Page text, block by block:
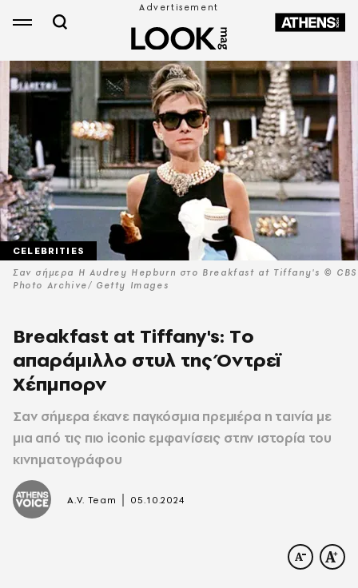
Σαν σήμερα Η Audrey Hepburn στο Βreakfast at Τiffany's © CBS
Photo Archive/ Getty Images
CELEBRITIES
Βreakfast at Τiffany's: Tο
απαράμιλλο στυλ της Όντρεϊ
Χέπμπορν
Σαν σήμερα έκανε παγκόσμια πρεμιέρα η ταινία με
μια από τις πιο iconic εμφανίσεις στην ιστορία του
κινηματογράφου
A.V. Team 05.10.2024